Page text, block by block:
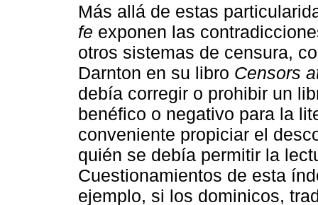
Más allá de estas
fe exponen las
otros sistemas de censura,
Darnton en su libro Censors
debía corregir o prohibir un
benéfico o negativo para la
conveniente propiciar el
quién se debía permitir la
Cuestionamientos de esta
ejemplo, si los dominicos,